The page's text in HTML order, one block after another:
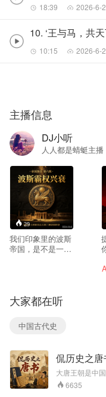
18:39 2026-6-
10:15 2026-6-
主播信息
DJ小听
人人都是蜻蜓主
29
我们印象里的波斯
帝国，是不是一部
根本不是一个靠武
力征服的帝国，而
是一个靠制度、信
仰和包容心运转的
高原边缘的部落，
到横跨三洲的超级
帝国，再到被亚历
山大一把火烧掉，
这220年到底发生
大家都在听
中国古代史
侃历史之唐
大唐王朝是中
它有过贞观之
历过安史之乱的
6635